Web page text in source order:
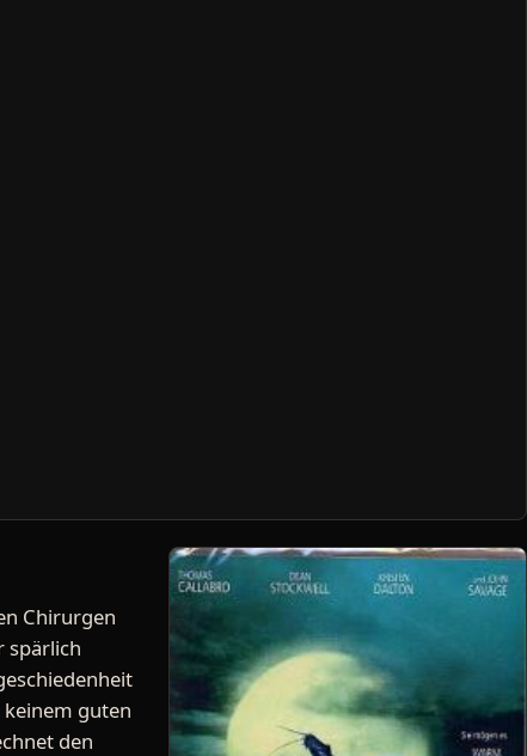
Chirurgen
spärlich
guten
den